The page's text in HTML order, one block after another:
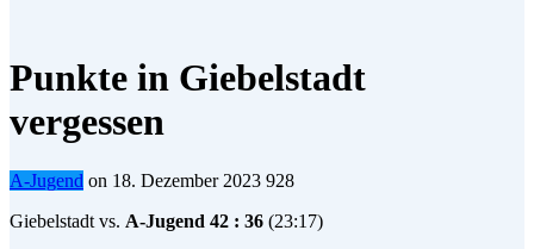
Punkte in Giebelstadt
vergessen
A-Jugend on 18. Dezember 2023 928
Giebelstadt vs. A-Jugend 42 : 36 (23:17)